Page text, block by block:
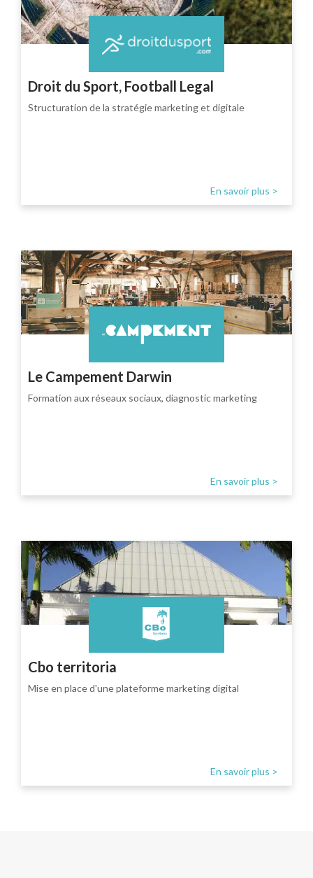
Droit du Sport, Football Legal
Structuration de la stratégie marketing et digitale
En savoir plus >
Le Campement Darwin
Formation aux réseaux sociaux, diagnostic marketing
En savoir plus >
Cbo territoria
Mise en place d'une plateforme marketing digital
En savoir plus >